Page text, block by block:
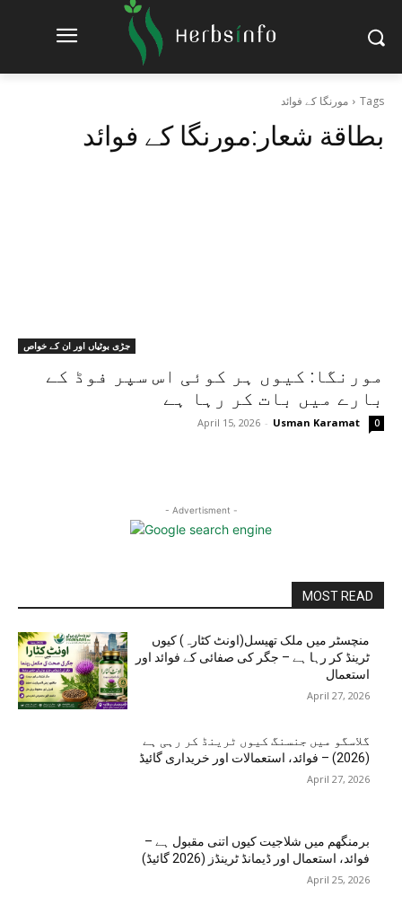
Tags مورنگا کے فوائد
بطاقة شعار:مورنگا کے فوائد
جڑی بوٹیاں اور ان کے خواص
مورنگا: کیوں ہر کوئی اس سپر فوڈ کے
بارے میں بات کر رہا ہے
Usman Karamat
-
April 15, 2026 0
- Advertisment -
MOST READ
منچسٹر میں ملک تھیسل(اونٹ کٹارہ) کیوں
ٹرینڈ کر رہا ہے – جگر کی صفائی کے فوائد اور
استعمال
April 27, 2026
گلاسگو میں جنسنگ کیوں ٹرینڈ کر رہی ہے
(2026) – فوائد، استعمالات اور خریداری گائیڈ
April 27, 2026
برمنگھم میں شلاجیت کیوں اتنی مقبول ہے –
فوائد، استعمال اور ڈیمانڈ ٹرینڈز (2026 گائیڈ)
April 25, 2026